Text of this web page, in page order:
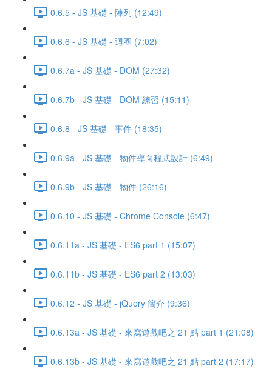
0.6.5 - JS 基礎 - 陣列 (12:49)
0.6.6 - JS 基礎 - 迴圈 (7:02)
0.6.7a - JS 基礎 - DOM (27:32)
0.6.7b - JS 基礎 - DOM 練習 (15:11)
0.6.8 - JS 基礎 - 事件 (18:35)
0.6.9a - JS 基礎 - 物件導向程式設計 (6:49)
0.6.9b - JS 基礎 - 物件 (26:16)
0.6.10 - JS 基礎 - Chrome Console (6:47)
0.6.11a - JS 基礎 - ES6 part 1 (15:07)
0.6.11b - JS 基礎 - ES6 part 2 (13:03)
0.6.12 - JS 基礎 - jQuery 簡介 (9:36)
0.6.13a - JS 基礎 - 來寫遊戲吧之 21 點 part 1 (21:08)
0.6.13b - JS 基礎 - 來寫遊戲吧之 21 點 part 2 (17:17)